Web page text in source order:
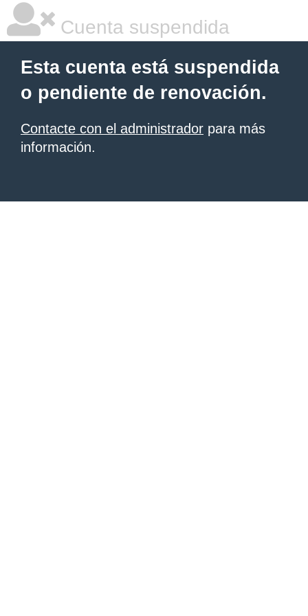
Cuenta suspendida
Esta cuenta está suspendida
o pendiente de renovación.
Contacte con el administrador para más
información.